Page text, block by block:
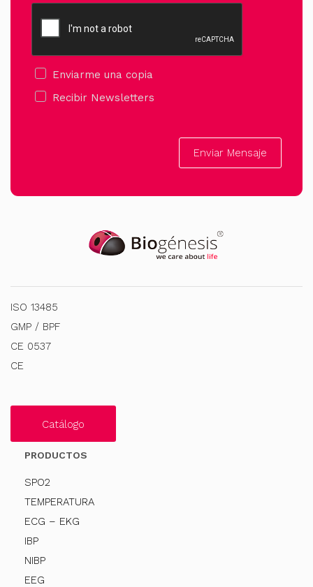
Enviarme una copia
Recibir Newsletters
Enviar Mensaje
ISO 13485
GMP / BPF
CE 0537
CE
Catálogo
PRODUCTOS
SPO2
TEMPERATURA
ECG – EKG
IBP
NIBP
EEG